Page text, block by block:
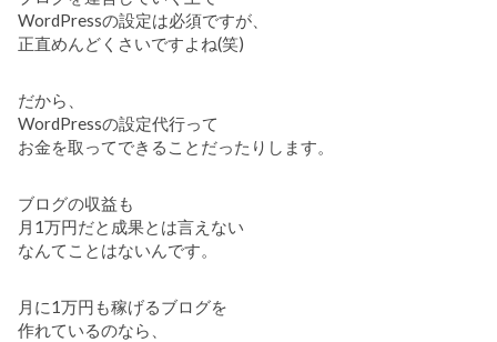
WordPressの設定は必須ですが、
正直めんどくさいですよね(笑)
だから、
WordPressの設定代行って
お金を取ってできることだったりします。
ブログの収益も
月1万円だと成果とは言えない
なんてことはないんです。
月に1万円も稼げるブログを
作れているのなら、